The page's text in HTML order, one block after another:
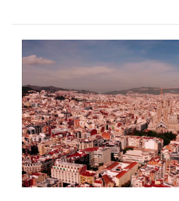
urbano
non
dipende
solo
dall’ampiezza
delle